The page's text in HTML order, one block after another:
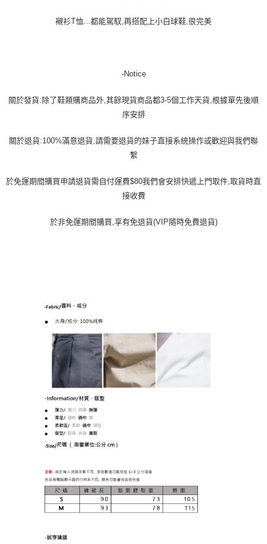
襯衫T恤...都能駕馭,再搭配上小白球鞋,很完美
-Notice
關於發貨:除了鞋類購商品外,其餘現貨商品都3-5個工作天貨,根據單先後順
序安排
關於退貨:100%滿意退貨,請需要退貨的妹子直接系統操作或歡迎與我們聯
繫
於免運期間購買申請退貨需自付運費$80我們會安排快遞上門取件,取貨時直
接收費
於非免運期間購買,享有免退貨(VIP隨時免費退貨)